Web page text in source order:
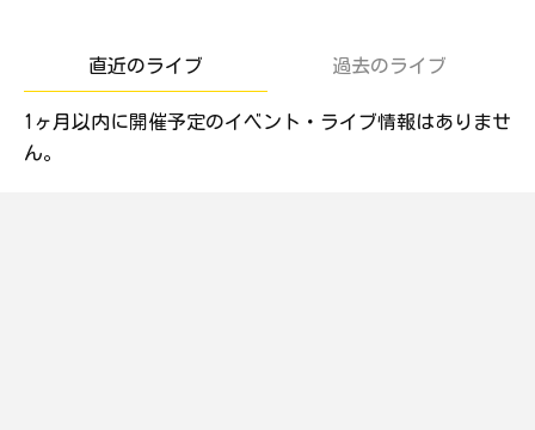
直近のライブ 過去のライブ
1ヶ月以内に開催予定のイベント・ライブ情報はありませ
ん。